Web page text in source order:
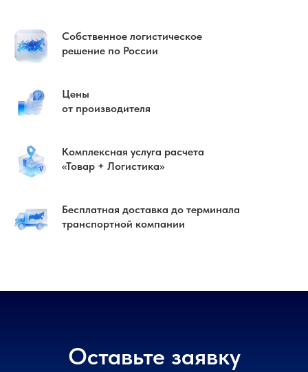
Собственное логистическое
решение по России
Цены
от производителя
Комплексная услуга расчета
«Товар + Логистика»
Бесплатная доставка до терминала
транспортной компании
Оставьте заявку